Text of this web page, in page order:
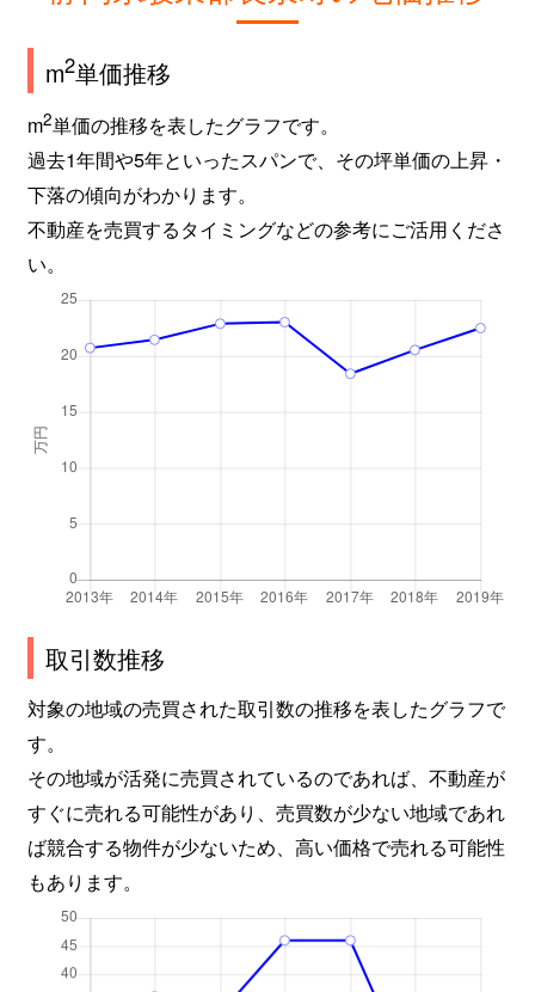
m2単価推移
m2単価の推移を表したグラフです。
過去1年間や5年といったスパンで、その坪単価の上昇・
下落の傾向がわかります。
不動産を売買するタイミングなどの参考にご活用くださ
い。
取引数推移
対象の地域の売買された取引数の推移を表したグラフで
す。
その地域が活発に売買されているのであれば、不動産が
すぐに売れる可能性があり、売買数が少ない地域であれ
ば競合する物件が少ないため、高い価格で売れる可能性
もあります。